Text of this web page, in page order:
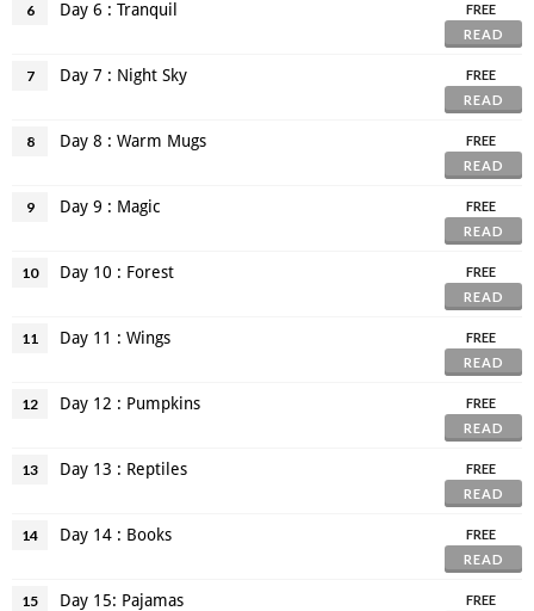
6 Day 6 : Tranquil
FREE
READ
7 Day 7 : Night Sky
FREE
READ
8 Day 8 : Warm Mugs
FREE
READ
9 Day 9 : Magic
FREE
READ
10 Day 10 : Forest
FREE
READ
11 Day 11 : Wings
FREE
READ
12 Day 12 : Pumpkins
FREE
READ
13 Day 13 : Reptiles
FREE
READ
14 Day 14 : Books
FREE
READ
15 Day 15: Pajamas
FREE